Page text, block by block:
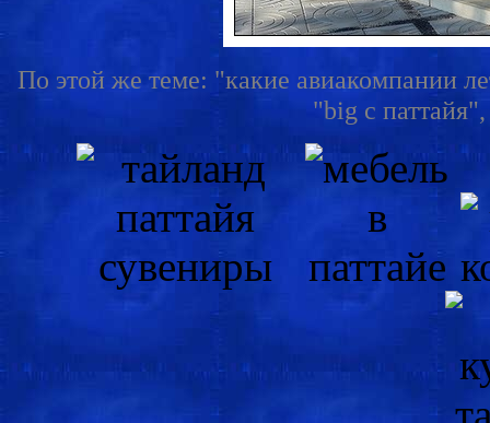
По этой же теме: "какие авиакомпании
"big c